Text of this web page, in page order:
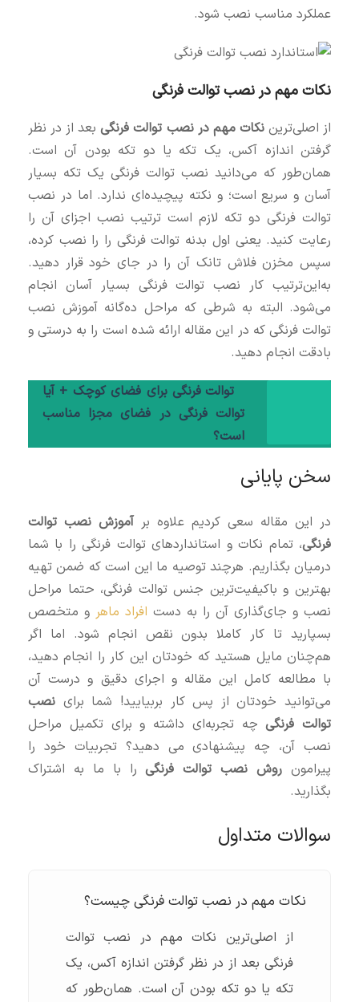
عملکرد مناسب نصب شود.
نکات مهم در نصب توالت فرنگی
از اصلی‌تریننکات مهم در نصب توالت فرنگیبعد از در نظر
گرفتن اندازه آکس، یک تکه یا دو تکه بودن آن است.
همان‌طور که می‌دانید نصب توالت فرنگی یک تکه بسیار
آسان و سریع است؛ و نکته پیچیده‌ای ندارد. اما در نصب
توالت فرنگی دو تکه لازم است ترتیب نصب اجزای آن را
رعایت کنید. یعنی اول بدنه توالت فرنگی را را نصب کرده،
سپس مخزن فلاش تانک آن را در جای خود قرار دهید.
به‌این‌ترتیب کار نصب توالت فرنگی بسیار آسان انجام
می‌شود. البته به شرطی که مراحل ده‌گانه آموزش نصب
توالت فرنگی که در این مقاله ارائه شده است را به درستی و
بادقت انجام دهید.
توالت فرنگی برای فضای کوچک + آیا
توالت فرنگی در فضای مجزا مناسب
است؟
سخن پایانی
در این مقاله سعی کردیم علاوه‌ برآموزش نصب توالت
فرنگی، تمام نکات و استانداردهای توالت فرنگی را با شما
درمیان بگذاریم. هرچند توصیه ما این است که ضمن تهیه
بهترین و باکیفیت‌ترین جنس توالت فرنگی، حتما مراحل
نصب و جای‌گذاری آن را به دست افراد ماهر و متخصص
بسپارید تا کار کاملا بدون نقص انجام شود. اما اگر
هم‌چنان مایل هستید که خودتان این کار را انجام دهید،
با مطالعه کامل این مقاله و اجرای دقیق و درست آن
می‌توانید خودتان از پس کار بربیایید! شما برای نصب
توالت فرنگیچه تجربه‌ای داشته و برای تکمیل مراحل
نصب آن، چه پیشنهادی می دهید؟ تجربیات خود را
پیرامون روش نصب توالت فرنگیرا با ما به اشتراک
بگذارید.
سوالات متداول
نکات مهم در نصب توالت فرنگی چیست؟
از اصلی‌ترین نکات مهم در نصب توالت
فرنگی بعد از در نظر گرفتن اندازه آکس، یک
تکه یا دو تکه بودن آن است. همان‌طور که